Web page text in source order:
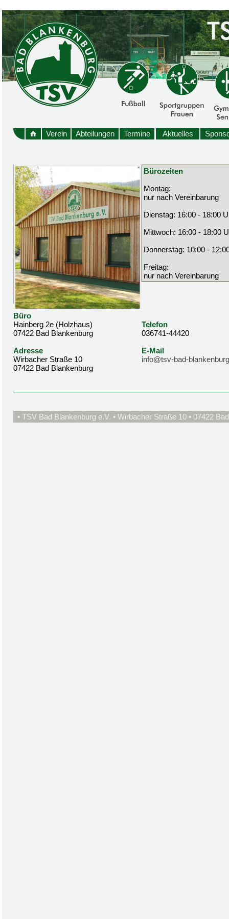
Verein Abteilungen Termine Aktuelles
Bürozeiten
Montag:
nur nach Vereinbarung
Dienstag: 16:00 - 18:00
Mittwoch: 16:00 - 18:00
Donnerstag: 10:00 -
Freitag:
nur nach Vereinbarung
Büro
Hainberg 2e (Holzhaus)
07422 Bad Blankenburg
Adresse
Wirbacher Straße 10
07422 Bad Blankenburg
Telefon
036741-44420
E-Mail
info@tsv-bad-
• TSV Bad Blankenburg e.V. • Wirbacher Straße 10 • 07422